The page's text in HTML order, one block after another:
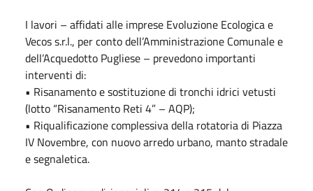
I lavori – affidati alle imprese Evoluzione Ecologica e
Vecos s.r.l., per conto dell’Amministrazione Comunale e
dell’Acquedotto Pugliese – prevedono importanti
interventi di:
• Risanamento e sostituzione di tronchi idrici vetusti
(lotto “Risanamento Reti 4” – AQP);
• Riqualificazione complessiva della rotatoria di Piazza
IV Novembre, con nuovo arredo urbano, manto stradale
e segnaletica.